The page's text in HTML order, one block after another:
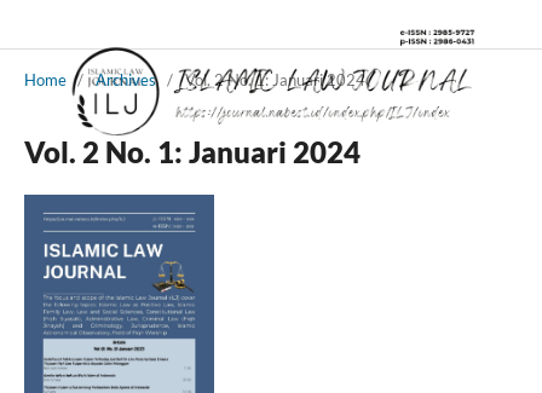
Home / Archives / Vol. 2 No. 1: Januari 2024
Vol. 2 No. 1: Januari 2024